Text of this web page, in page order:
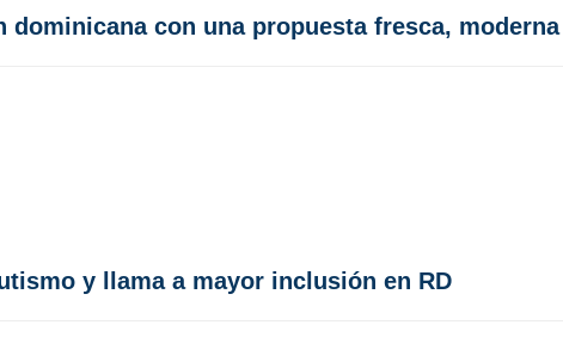
dominicana con una propuesta fresca,
y llama a mayor inclusión en RD